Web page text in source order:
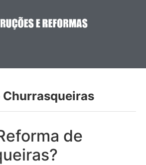
Churrasqueiras
de